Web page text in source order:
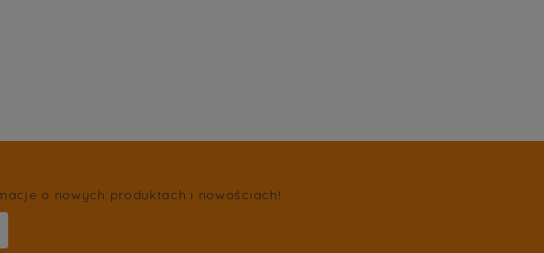
o nowych produktach i nowościach!